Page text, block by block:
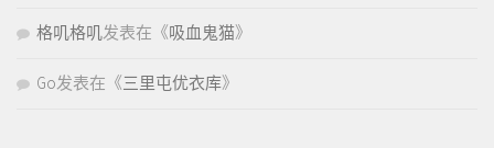
格叽格叽发表在《吸血鬼猫》
Go发表在《三里屯优衣库》